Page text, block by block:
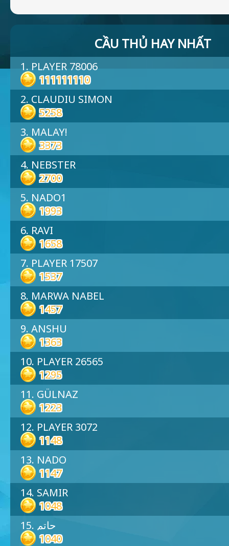
CẦU THỦ HAY NHẤT
1. PLAYER 78006
111111110
2. CLAUDIU SIMON
5258
3. MALAY!
3373
4. NEBSTER
2700
5. NADO1
1993
6. RAVI
1658
7. PLAYER 17507
1537
8. MARWA NABEL
1457
9. ANSHU
1363
10. PLAYER 26565
1295
11. GÜLNAZ
1223
12. PLAYER 3072
1148
13. NADO
1147
14. SAMIR
1048
15. حاتم
1040